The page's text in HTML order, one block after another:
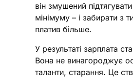
він змушений
мінімуму – і забирати з
платив більше.
У результаті зарплата
Вона не винагороджує
таланти, старання. Це